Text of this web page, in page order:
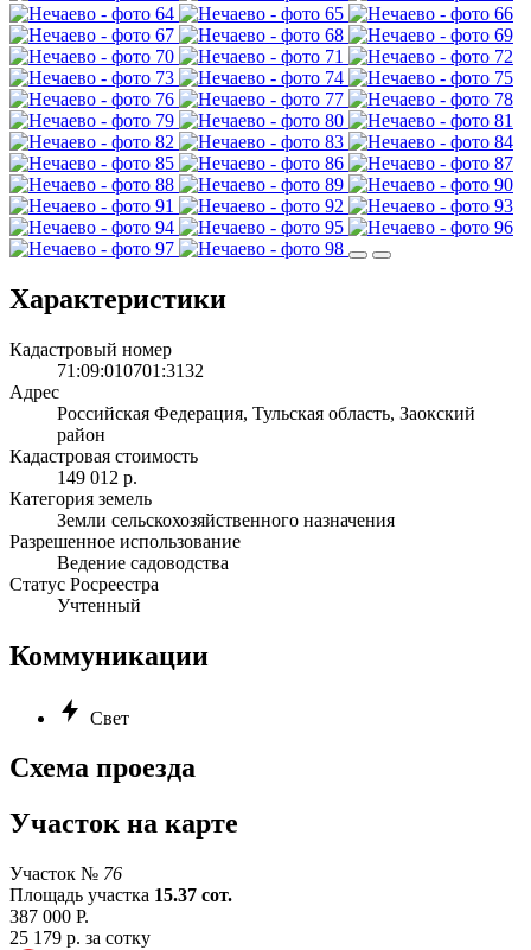
Характеристики
Кадастровый номер
71:09:010701:3132
Адрес
Российская Федерация, Тульская область, Заокский
район
Кадастровая стоимость
149 012 р.
Категория земель
Земли сельскохозяйственного назначения
Разрешенное использование
Ведение садоводства
Статус Росреестра
Учтенный
Коммуникации
Свет
Схема проезда
Участок на карте
Участок № 76
Площадь участка 15.37 сот.
387 000 Р.
25 179 р. за сотку